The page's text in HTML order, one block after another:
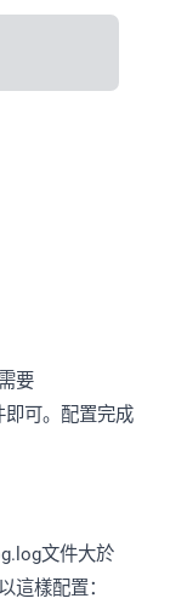
要
可。配置完成
文件大於
這樣配置：